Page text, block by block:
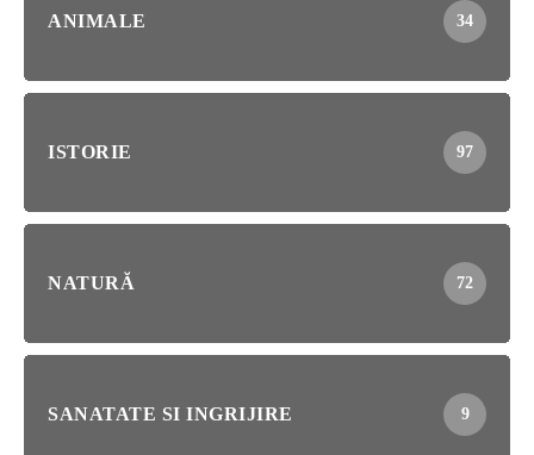
ANIMALE 34
ISTORIE 97
NATURĂ 72
SANATATE SI INGRIJIRE 9